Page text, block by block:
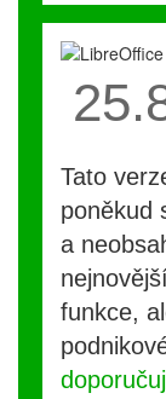
Tato
poněkud
a
funkce,